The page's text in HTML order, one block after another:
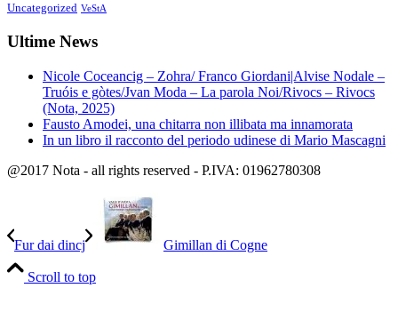
Uncategorized VeStA
Ultime News
Nicole Coceancig – Zohra/ Franco Giordani|Alvise Nodale –
Truóis e gòtes/Jvan Moda – La parola Noi/Rivocs – Rivocs
(Nota, 2025)
Fausto Amodei, una chitarra non illibata ma innamorata
In un libro il racconto del periodo udinese di Mario Mascagni
@2017 Nota - all rights reserved - P.IVA: 01962780308
Fur dai dincj Gimillan di Cogne
Scroll to top